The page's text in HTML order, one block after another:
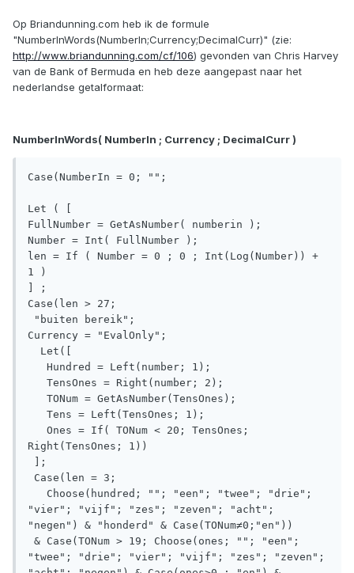
Op Briandunning.com heb ik de formule
"NumberInWords(NumberIn;Currency;DecimalCurr)" (zie:
http://www.briandunning.com/cf/106) gevonden van Chris Harvey
van de Bank of Bermuda en heb deze aangepast naar het
nederlandse getalformaat:
NumberInWords( NumberIn ; Currency ; DecimalCurr )
Case(NumberIn = 0; "";
Let ( [
FullNumber = GetAsNumber( numberin );
Number = Int( FullNumber );
len = If ( Number = 0 ; 0 ; Int(Log(Number)) +
1 )
] ;
Case(len > 27;
Currency = "EvalOnly";
Right(TensOnes; 1))
"vier"; "vijf"; "zes"; "zeven"; "acht";
"negen") & "honderd" & Case(TONum≠0;"en"))
"twee"; "drie"; "vier"; "vijf"; "zes"; "zeven";